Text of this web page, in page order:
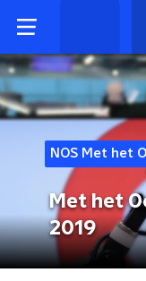
NOS Met het
Met het
2019